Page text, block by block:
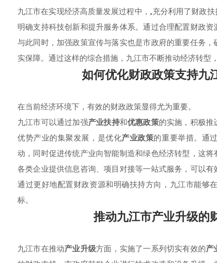
九江市在实现经济高质量发展过程中， ,充分利用了财政
明确支持科技创新和提升服务体系。通过合理配置财政
与此同时，加强政策宣传与落实也是市政府的重要任务
实保障。通过这样的综合措施，九江市不断推动经济转型
如何优化财政政策支持九
在当前经济环境下，有效的财政政策显得尤为重要。
九江市可以通过加强产业扶持和优惠政策的实施，积极推
优势产业的集聚发展，是优化产业政策的重要举措。通
动，同时促进传统产业向智能制造和绿色经济转型，这
各类企业提供信息咨询、项目对接等一站式服务，可以
通过更好地配置财政资源和明确扶持方向，九江市能够
标。
推动九江市产业升级的
九江市在推动产业升级方面，实施了一系列切实有效的产